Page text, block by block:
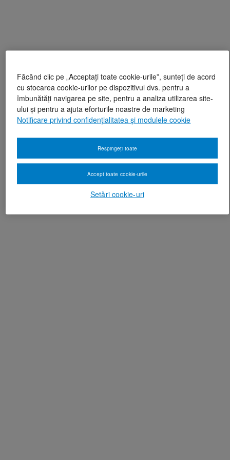
Făcând clic pe „Acceptați toate cookie-urile”, sunteți de acord
cu stocarea cookie-urilor pe dispozitivul dvs. pentru a
îmbunătăți navigarea pe site, pentru a analiza utilizarea site-
ului și pentru a ajuta eforturile noastre de marketing
Notificare privind confidențialitatea și modulele cookie
Setări cookie-uri
Respingeți toate
Accept toate cookie-urile